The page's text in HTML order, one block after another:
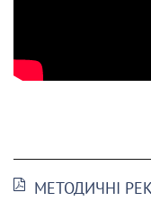
МЕТОДИЧНІ